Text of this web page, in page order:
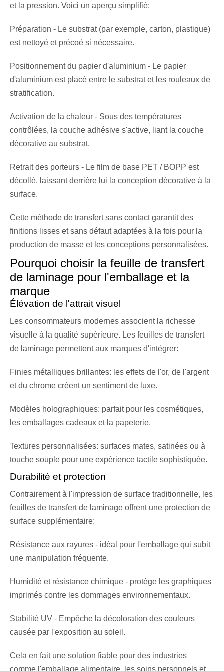
et la pression. Voici un aperçu simplifié:
Préparation - Le substrat (par exemple, carton, plastique)
est nettoyé et précoé si nécessaire.
Positionnement du papier d'aluminium - Le papier
d'aluminium est placé entre le substrat et les rouleaux de
stratification.
Activation de la chaleur - Sous des températures
contrôlées, la couche adhésive s'active, liant la couche
décorative au substrat.
Retrait des porteurs - Le film de base PET / BOPP est
décollé, laissant derrière lui la conception décorative à la
surface.
Cette méthode de transfert sans contact garantit des
finitions lisses et sans défaut adaptées à la fois pour la
production de masse et les conceptions personnalisées.
Pourquoi choisir la feuille de transfert
de laminage pour l'emballage et la
marque
Élévation de l'attrait visuel
Les consommateurs modernes associent la richesse
visuelle à la qualité supérieure. Les feuilles de transfert
de laminage permettent aux marques d'intégrer:
Finies métalliques brillantes: les effets de l'or, de l'argent
et du chrome créent un sentiment de luxe.
Modèles holographiques: parfait pour les cosmétiques,
les emballages cadeaux et la papeterie.
Textures personnalisées: surfaces mates, satinées ou à
touche souple pour une expérience tactile sophistiquée.
Durabilité et protection
Contrairement à l'impression de surface traditionnelle, les
feuilles de transfert de laminage offrent une protection de
surface supplémentaire:
Résistance aux rayures - idéal pour l'emballage qui subit
une manipulation fréquente.
Humidité et résistance chimique - protège les graphiques
imprimés contre les dommages environnementaux.
Stabilité UV - Empêche la décoloration des couleurs
causée par l'exposition au soleil.
Cela en fait une solution fiable pour des industries
comme l'emballage alimentaire, les soins personnels et